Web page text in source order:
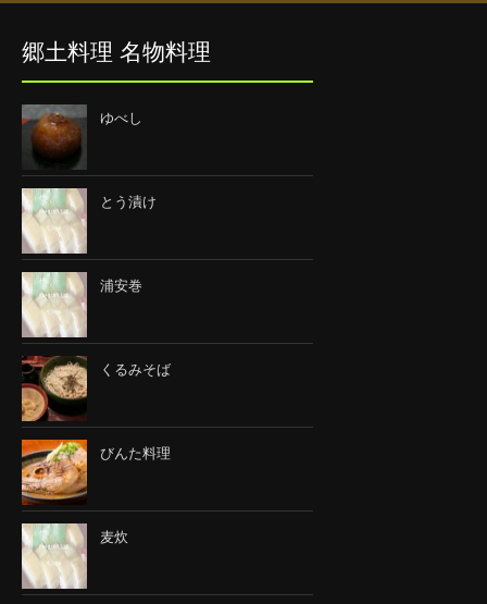
郷土料理 名物料理
ゆべし
とう漬け
浦安巻
くるみそば
びんた料理
麦炊